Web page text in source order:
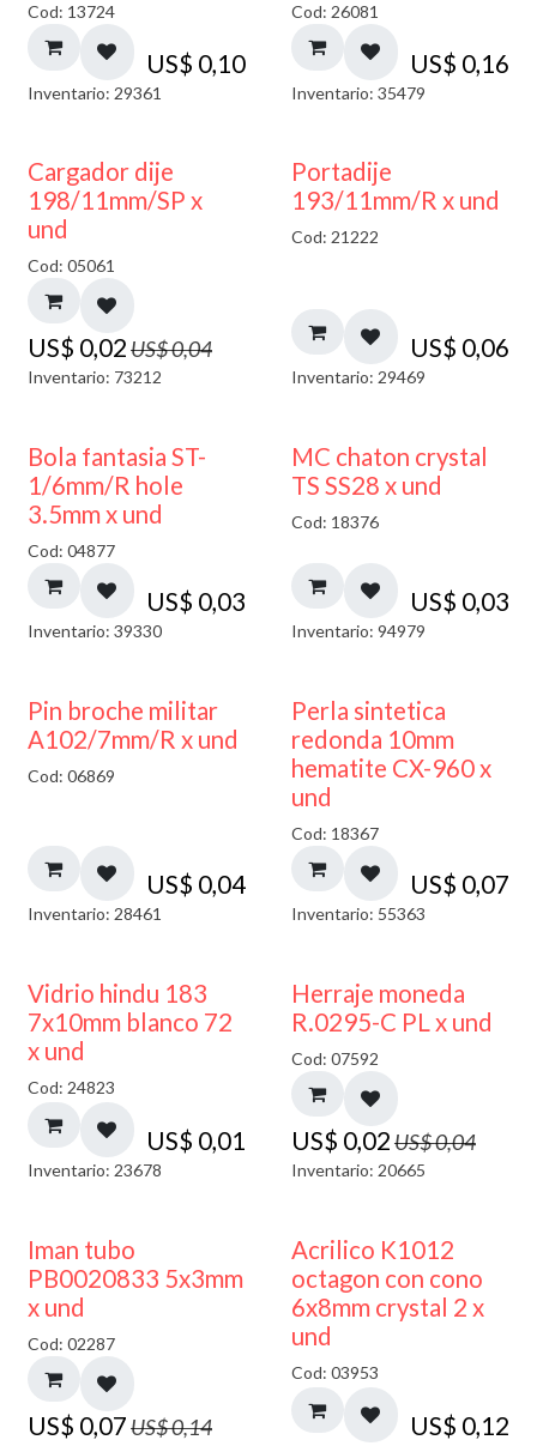
Cod: 13724
US$ 0,10
Inventario: 29361
Cod: 26081
US$ 0,16
Inventario: 35479
50% DESCUENTO
Cargador dije
198/11mm/SP x
und
Cod: 05061
US$ 0,02US$0,04
Inventario: 73212
Portadije
193/11mm/R x und
Cod: 21222
US$ 0,06
Inventario: 29469
Bola fantasia ST-
1/6mm/R hole
3.5mm x und
Cod: 04877
US$ 0,03
Inventario: 39330
MC chaton crystal
TS SS28 x und
Cod: 18376
US$ 0,03
Inventario: 94979
Pin broche militar
A102/7mm/R x und
Cod: 06869
US$ 0,04
Inventario: 28461
Perla sintetica
redonda 10mm
hematite CX-960 x
und
Cod: 18367
US$ 0,07
Inventario: 55363
40% DESCUENTO
Vidrio hindu 183
7x10mm blanco 72
x und
Cod: 24823
US$ 0,01
Inventario: 23678
50% DESCUENTO
Herraje moneda
R.0295-C PL x und
Cod: 07592
US$ 0,02US$0,04
Inventario: 20665
50% DESCUENTO
Iman tubo
PB0020833 5x3mm
x und
Cod: 02287
US$ 0,07US$0,14
Acrilico K1012
octagon con cono
6x8mm crystal 2 x
und
Cod: 03953
US$ 0,12